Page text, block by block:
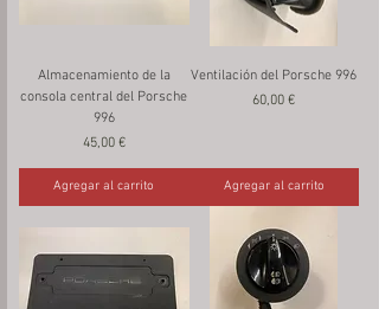
Almacenamiento de la
consola central del Porsche
996
Precio
45,00 €
Agregar al carrito
Ventilación del Porsche 996
Precio
60,00 €
Agregar al carrito